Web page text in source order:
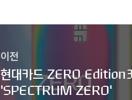
이전
현대카드 ZERO
'SPECTRUM ZERO'